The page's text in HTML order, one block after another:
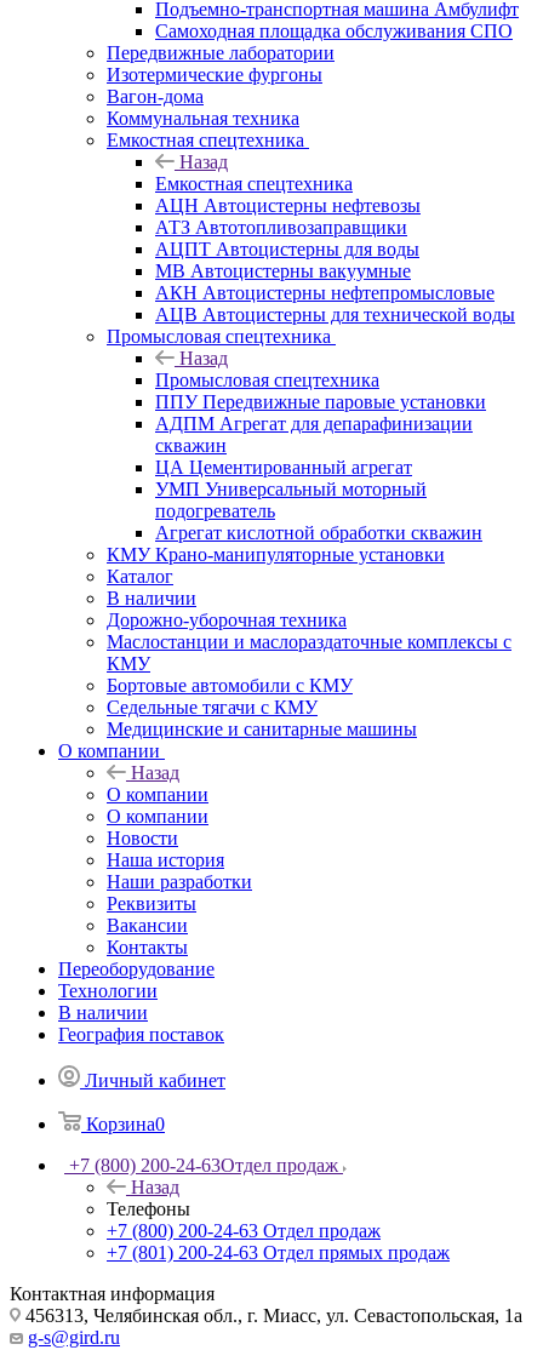
Подъемно-транспортная машина Амбулифт
Самоходная площадка обслуживания СПО
Передвижные лаборатории
Изотермические фургоны
Вагон-дома
Коммунальная техника
Емкостная спецтехника
Назад
Емкостная спецтехника
АЦН Автоцистерны нефтевозы
АТЗ Автотопливозаправщики
АЦПТ Автоцистерны для воды
МВ Автоцистерны вакуумные
АКН Автоцистерны нефтепромысловые
АЦВ Автоцистерны для технической воды
Промысловая спецтехника
Назад
Промысловая спецтехника
ППУ Передвижные паровые установки
АДПМ Агрегат для депарафинизации
скважин
ЦА Цементированный агрегат
УМП Универсальный моторный
подогреватель
Агрегат кислотной обработки скважин
КМУ Крано-манипуляторные установки
Каталог
В наличии
Дорожно-уборочная техника
Маслостанции и маслораздаточные комплексы с
КМУ
Бортовые автомобили с КМУ
Седельные тягачи с КМУ
Медицинские и санитарные машины
О компании
Назад
О компании
О компании
Новости
Наша история
Наши разработки
Реквизиты
Вакансии
Контакты
Переоборудование
Технологии
В наличии
География поставок
Личный кабинет
Корзина0
+7 (800) 200-24-63Отдел продаж
Назад
Телефоны
+7 (800) 200-24-63 Отдел продаж
+7 (801) 200-24-63 Отдел прямых продаж
Контактная информация
456313, Челябинская обл., г. Миасс, ул. Севастопольская, 1а
g-s@gird.ru